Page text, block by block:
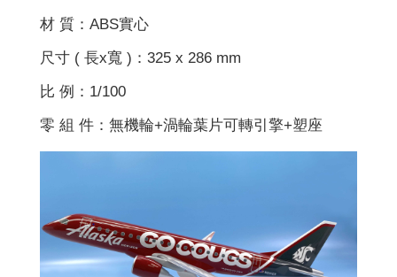
材 質：ABS實心
尺寸 ( 長x寬 )：325 x 286 mm
比 例：1/100
零 組 件：無機輪+渦輪葉片可轉引擎+塑座